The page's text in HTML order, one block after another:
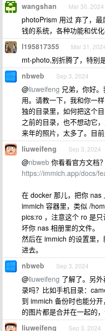
wangshan Mar 30, 2024
photoPrism 用过 弃了，
钱的系统，各种功能和优化
l195817355 Mar 31,
mt-photo,别折腾了，特别
nbweb Sep 3, 2024
@liuweifeng 兄弟，你好
用。请教一下，我和你一
独的目录里，如何把这个
之前的目录，也不想动它
来年的照片，太多了。目
liuweifeng Sep 3, 2024
@nbweb 你看看官方文档？
https://immich.app/docs/
在 docker 那儿，把你 nas
immich 容器里，类似 /
pics:ro ，注意这个 ro 是
坏你 nas 相册里的文件。
然后在 immich 的设置里
进去。
nbweb Sep 3, 2024
@liuweifeng 了解了。另
录吗？比如手机目录：
到 immich 备份时也能分
的图片都是合并在一起的，
liuweifeng Sep 3, 2024